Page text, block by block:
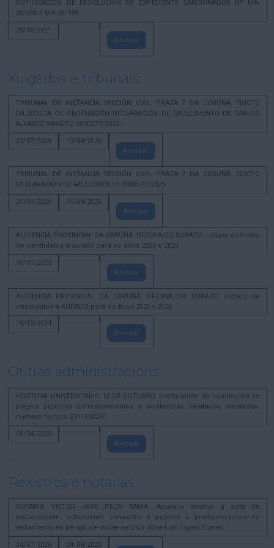
NOTIFICACION DE RESOLUCION DE EXPEDIENTE SANCIONADOR Nº MA-
20/200 E MA-20/195
25/02/2021
Amosar
Xulgados e tribunais
TRIBUNAL DE INSTANCIA SECCIÓN CIVIL PRAZA 7 DA CORUÑA. EDICTO
DILIXENCIA DE ORDENACIÓN DECLARACIÓN DE FALECEMENTO DE CARLOS
ALVAREZ NAVEIRO 0000577/2025
23/07/2026
13/08/2026
Amosar
TRIBUNAL DE INSTANCIA SECCIÓN CIVIL PRAZA 7 DA CORUÑA. EDICTO
DECLARACIÓN DE FALECEMENTO 0000577/2025
21/07/2026
10/08/2026
Amosar
AUDIENCIA PROVINCIAL DA CORUÑA. OFICINA DO XURADO. Listaxe definitiva
de candidatos a xurado para os anos 2025 e 2026
10/01/2025
Amosar
AUDIENCIA PROVINCIAL DA CORUÑA. OFICINA DO XURADO Listado de
candidatos a XURADO para os anos 2025 y 2026.
10/10/2024
Amosar
Outras administracións
HOSPITAL UNIVERSITARIO 12 DE OUTUBRO. Notificación da liquidación de
prezos públicos correspondentes a asistencias sanitarias prestadas,
número factura 2311102291
01/04/2025
Amosar
Rexistros e notarías
NOTARIO VICTOR JOSE PEON RAMA. Anuncio relativo á acta de
presentación, adveración elevación a público e protocolización de
testamento en perigo de morte de Don José-Luís López Currás.
24/07/2026
24/08/2026